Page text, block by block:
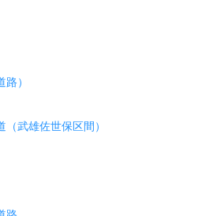
）
武雄佐世保区間）